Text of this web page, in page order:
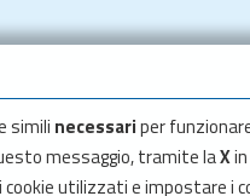
simili necessariper
messaggio, tramite laX
cookie utilizzati e impostare i